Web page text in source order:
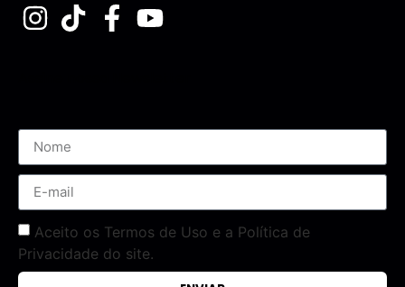
Aceito os Termos de Uso e a Política de
Privacidade do site.